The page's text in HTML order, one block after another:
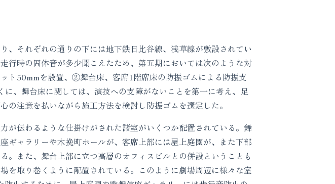
それぞれの通りの下には地下鉄日比谷線、浅草線が敷設されてい
行時の固体音が多少聞こえたため、第五期においては次のような対
ト50mmを設置、②舞台床、客席1階席床の防振ゴムによる防振支
、舞台床に関しては、演技への支障がないことを第一に考え、足
注意を払いながら施工方法を検討し防振ゴムを選定した。
が伝わるような仕掛けがされた諸室がいくつか配置されている。舞
ギャラリーや木挽町ホールが、客席上部には屋上庭園が、また下部
。また、舞台上部に立つ高層のオフィスビルとの併設ということも
を取り巻くように配置されている。このように劇場周辺に様々な室